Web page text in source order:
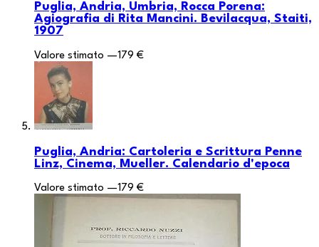
Puglia, Andria, Umbria, Rocca Porena:
Agiografia di Rita Mancini. Bevilacqua, Staiti,
1907
Valore stimato —179 €
Puglia, Andria: Cartoleria e Scrittura Penne
Linz, Cinema, Mueller. Calendario d'epoca
Valore stimato —179 €